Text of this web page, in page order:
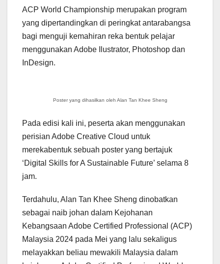
ACP World Championship merupakan program
yang dipertandingkan di peringkat antarabangsa
bagi menguji kemahiran reka bentuk pelajar
menggunakan Adobe Ilustrator, Photoshop dan
InDesign.
Poster yang dihasilkan oleh Alan Tan Khee Sheng
Pada edisi kali ini, peserta akan menggunakan
perisian Adobe Creative Cloud untuk
merekabentuk sebuah poster yang bertajuk
‘Digital Skills for A Sustainable Future’ selama 8
jam.
Terdahulu, Alan Tan Khee Sheng dinobatkan
sebagai naib johan dalam Kejohanan
Kebangsaan Adobe Certified Professional (ACP)
Malaysia 2024 pada Mei yang lalu sekaligus
melayakkan beliau mewakili Malaysia dalam